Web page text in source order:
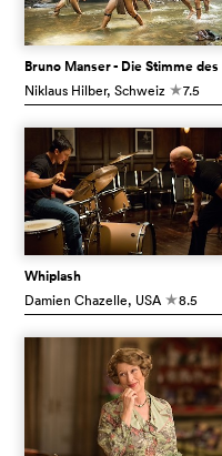
Niklaus Hilber, Schweiz c7.5
Whiplash
Damien Chazelle, USA c8.5